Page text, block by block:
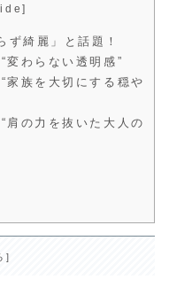
]
ず綺麗」と話題！
わらない透明感”
族を大切にする穏や
の力を抜いた大人の